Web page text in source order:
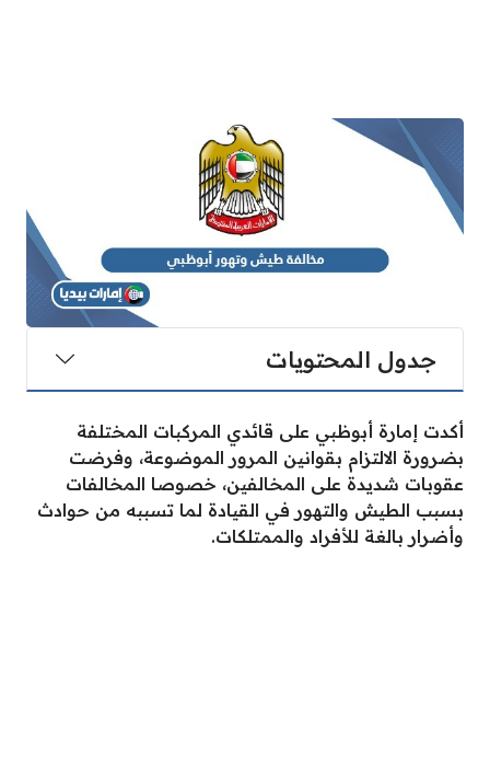
جدول المحتويات
أكدت إمارة أبوظبي على قائدي المركبات المختلفة
بضرورة الالتزام بقوانين المرور الموضوعة، وفرضت
عقوبات شديدة على المخالفين، خصوصا المخالفات
بسبب الطيش والتهور في القيادة لما تسببه من حوادث
وأضرار بالغة للأفراد والممتلكات.